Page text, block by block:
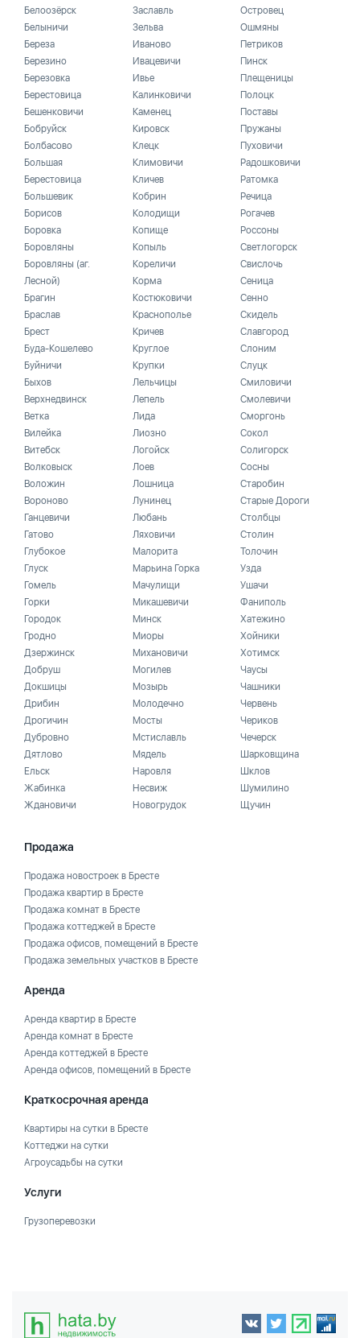
Белоозёрск
Белыничи
Береза
Березино
Березовка
Берестовица
Бешенковичи
Бобруйск
Болбасово
Большая
Берестовица
Большевик
Борисов
Боровка
Боровляны
Боровляны (аг.
Лесной)
Брагин
Браслав
Брест
Буда-Кошелево
Буйничи
Быхов
Верхнедвинск
Ветка
Вилейка
Витебск
Волковыск
Воложин
Вороново
Ганцевичи
Гатово
Глубокое
Глуск
Гомель
Горки
Городок
Гродно
Дзержинск
Добруш
Докшицы
Дрибин
Дрогичин
Дубровно
Дятлово
Ельск
Жабинка
Ждановичи
Заславль
Зельва
Иваново
Ивацевичи
Ивье
Калинковичи
Каменец
Кировск
Клецк
Климовичи
Кличев
Кобрин
Колодищи
Копище
Копыль
Кореличи
Корма
Костюковичи
Краснополье
Кричев
Круглое
Крупки
Лельчицы
Лепель
Лида
Лиозно
Логойск
Лоев
Лошница
Лунинец
Любань
Ляховичи
Малорита
Марьина Горка
Мачулищи
Микашевичи
Минск
Миоры
Михановичи
Могилев
Мозырь
Молодечно
Мосты
Мстиславль
Мядель
Наровля
Несвиж
Новогрудок
Островец
Ошмяны
Петриков
Пинск
Плещеницы
Полоцк
Поставы
Пружаны
Пуховичи
Радошковичи
Ратомка
Речица
Рогачев
Россоны
Светлогорск
Свислочь
Сеница
Сенно
Скидель
Славгород
Слоним
Слуцк
Смиловичи
Смолевичи
Сморгонь
Сокол
Солигорск
Сосны
Старобин
Старые Дороги
Столбцы
Столин
Толочин
Узда
Ушачи
Фаниполь
Хатежино
Хойники
Хотимск
Чаусы
Чашники
Червень
Чериков
Чечерск
Шарковщина
Шклов
Шумилино
Щучин
Продажа
Продажа новостроек в Бресте
Продажа квартир в Бресте
Продажа комнат в Бресте
Продажа коттеджей в Бресте
Продажа офисов, помещений в Бресте
Продажа земельных участков в Бресте
Аренда
Аренда квартир в Бресте
Аренда комнат в Бресте
Аренда коттеджей в Бресте
Аренда офисов, помещений в Бресте
Краткосрочная аренда
Квартиры на сутки в Бресте
Коттеджи на сутки
Агроусадьбы на сутки
Услуги
Грузоперевозки